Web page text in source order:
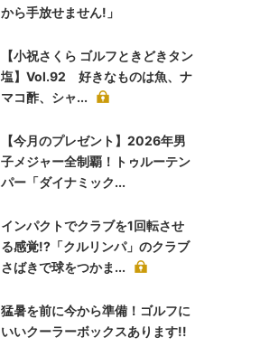
から手放せません!」
【小祝さくら ゴルフときどきタン
塩】Vol.92 好きなものは魚、ナ
マコ酢、シャ...
【今月のプレゼント】2026年男
子メジャー全制覇！トゥルーテン
パー「ダイナミック...
インパクトでクラブを1回転させ
る感覚!?「クルリンパ」のクラブ
さばきで球をつかま...
猛暑を前に今から準備！ゴルフに
いいクーラーボックスあります!!